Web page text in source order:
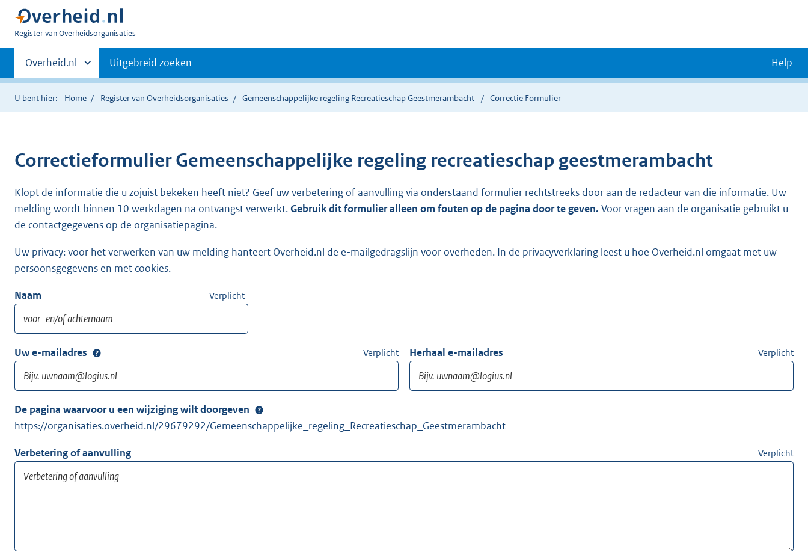
U
Register van Overheidsorganisaties
Primaire
navigatie
Andere
sites
binnen
Overheid.nl Uitgebreid zoeken Help
U bent hier: Home Register van Overheidsorganisaties Gemeenschappelijke regeling Recreatieschap Geestmerambacht Correctie Formulier
CorrectieformulierGemeenschappelijke regeling recreatieschap geestmerambacht
Klopt de informatie die u zojuist bekeken heeft niet? Geef uw verbetering of aanvulling via onderstaand formulier rechtstreeks door aan de redacteur van die informatie. Uw
melding wordt binnen 10 werkdagen na ontvangst verwerkt.Gebruik dit formulier alleen om fouten op de pagina door te geven. Voor vragen aan de organisatie gebruikt u
de contactgegevens op de organisatiepagina.
Uw privacy: voor het verwerken van uw melding hanteert Overheid.nl de e-mailgedragslijn voor overheden. In de privacyverklaring leest u hoe Overheid.nl omgaat met uw
persoonsgegevens en met cookies.
Naam Verplicht
Uw e-mailadres Verplicht Herhaal e-mailadres Verplicht
De pagina waarvoor u een wijziging wilt doorgeven
https://organisaties.overheid.nl/29679292/Gemeenschappelijke_regeling_Recreatieschap_Geestmerambacht
Verbetering of aanvulling Verplicht